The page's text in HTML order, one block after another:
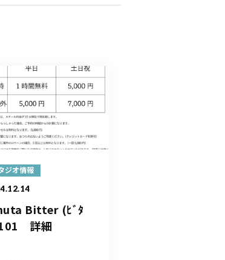
ジオ情報
Bitter (ﾋﾞﾀ
詳細